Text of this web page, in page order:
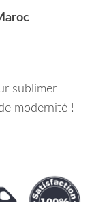
sublimer
modernité !